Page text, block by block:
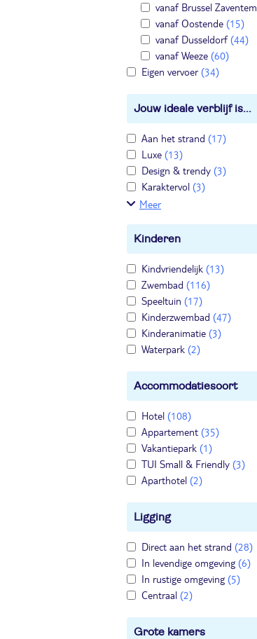
vanaf Brussel Zaventem
vanaf Oostende (15)
vanaf Dusseldorf(44)
vanaf Weeze (60)
Eigen vervoer(34)
Jouw ideale verblijf is...
Aan het strand (17)
Luxe (13)
Design & trendy (3)
Karaktervol (3)
Meer
Kinderen
Kindvriendelijk (13)
Zwembad (116)
Speeltuin (17)
Kinderzwembad (47)
Kinderanimatie (3)
Waterpark (2)
Accommodatiesoort
Hotel (108)
Appartement (35)
Vakantiepark (1)
TUI Small & Friendly (3)
Aparthotel (2)
Ligging
Direct aan het strand (28)
In levendige omgeving (6)
In rustige omgeving (5)
Centraal (2)
Grote kamers